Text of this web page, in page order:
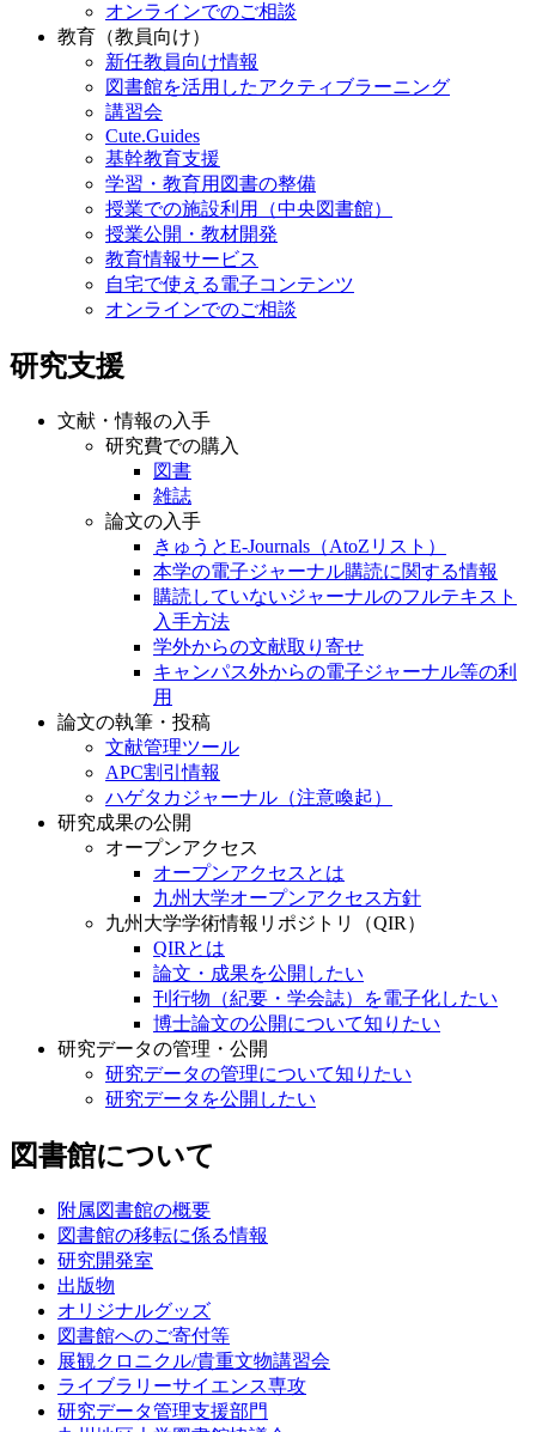
オンラインでのご相談
教育（教員向け）
新任教員向け情報
図書館を活用したアクティブラーニング
講習会
Cute.Guides
基幹教育支援
学習・教育用図書の整備
授業での施設利用（中央図書館）
授業公開・教材開発
教育情報サービス
自宅で使える電子コンテンツ
オンラインでのご相談
研究支援
文献・情報の入手
研究費での購入
図書
雑誌
論文の入手
きゅうとE-Journals（AtoZリスト）
本学の電子ジャーナル購読に関する情報
購読していないジャーナルのフルテキスト
入手方法
学外からの文献取り寄せ
キャンパス外からの電子ジャーナル等の利
用
論文の執筆・投稿
文献管理ツール
APC割引情報
ハゲタカジャーナル（注意喚起）
研究成果の公開
オープンアクセス
オープンアクセスとは
九州大学オープンアクセス方針
九州大学学術情報リポジトリ（QIR）
QIRとは
論文・成果を公開したい
刊行物（紀要・学会誌）を電子化したい
博士論文の公開について知りたい
研究データの管理・公開
研究データの管理について知りたい
研究データを公開したい
図書館について
附属図書館の概要
図書館の移転に係る情報
研究開発室
出版物
オリジナルグッズ
図書館へのご寄付等
展観クロニクル/貴重文物講習会
ライブラリーサイエンス専攻
研究データ管理支援部門